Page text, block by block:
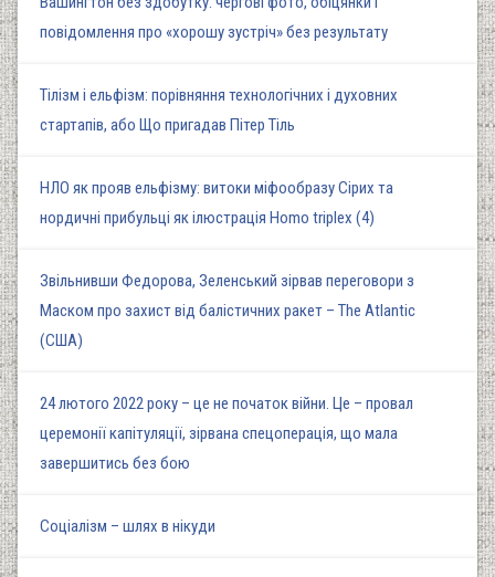
повідомлення про «хорошу зустріч» без результату
Тілізм і ельфізм: порівняння технологічних і духовних
стартапів, або Що пригадав Пітер Тіль
НЛО як прояв ельфізму: витоки міфообразу Сірих та
нордичні прибульці як ілюстрація Homo triplex (4)
Звільнивши Федорова, Зеленський зірвав переговори з
Маском про захист від балістичних ракет – The Atlantic
(США)
24 лютого 2022 року – це не початок війни. Це – провал
церемонії капітуляції, зірвана спецоперація, що мала
завершитись без бою
Соціалізм – шлях в нікуди